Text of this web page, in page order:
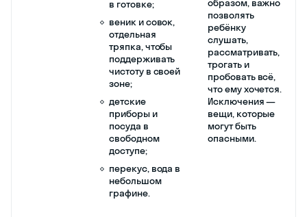
в готовке;
веник и совок,
отдельная
тряпка, чтобы
поддерживать
чистоту в своей
зоне;
детские
приборы и
посуда в
свободном
доступе;
перекус, вода в
небольшом
графине.
образом, важно
позволять
ребёнку
слушать,
рассматривать,
трогать и
пробовать всё,
что ему хочется.
Исключения —
вещи, которые
могут быть
опасными.